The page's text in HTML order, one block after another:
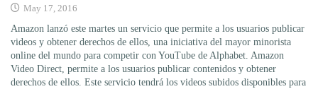
May 17, 2016
Amazon lanzó este martes un servicio que permite a los usuarios publicar
videos y obtener derechos de ellos, una iniciativa del mayor minorista
online del mundo para competir con YouTube de Alphabet. Amazon
Video Direct, permite a los usuarios publicar contenidos y obtener
derechos de ellos. Este servicio tendrá los videos subidos disponibles para